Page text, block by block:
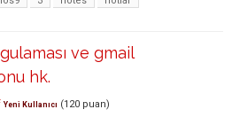
ve gmail
hk.
Yeni Kullanıcı (120 puan)